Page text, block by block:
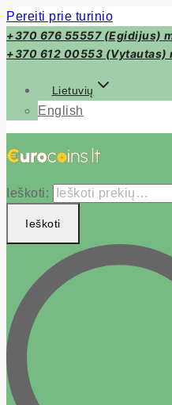
Pereiti prie turinio
+370 676 55557 (Egidijus)
+370 612 00553 (Vytautas)
Lietuvių
English
Ieškoti:
Ieškoti